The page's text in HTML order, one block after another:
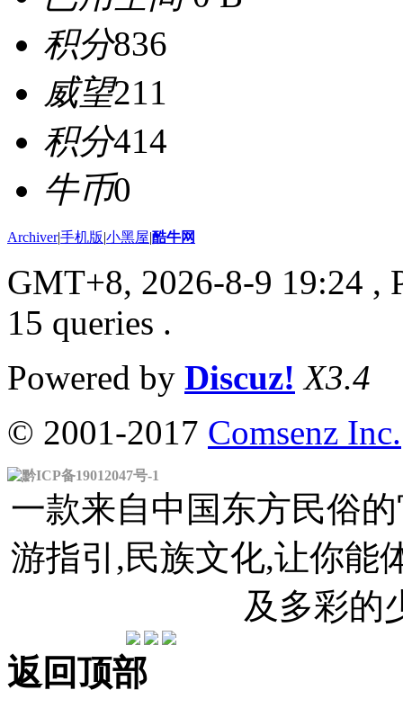
积分836
威望211
积分414
牛币0
Archiver|手机版|小黑屋|酷牛网
GMT+8, 2026-8-9 19:24 ,
15 queries .
Powered by Discuz! X3.4
© 2001-2017 Comsenz Inc.
黔ICP备19012047号-1
一款来自中国东方民俗
游指引,民族文化,让你能
及多彩的
返回顶部